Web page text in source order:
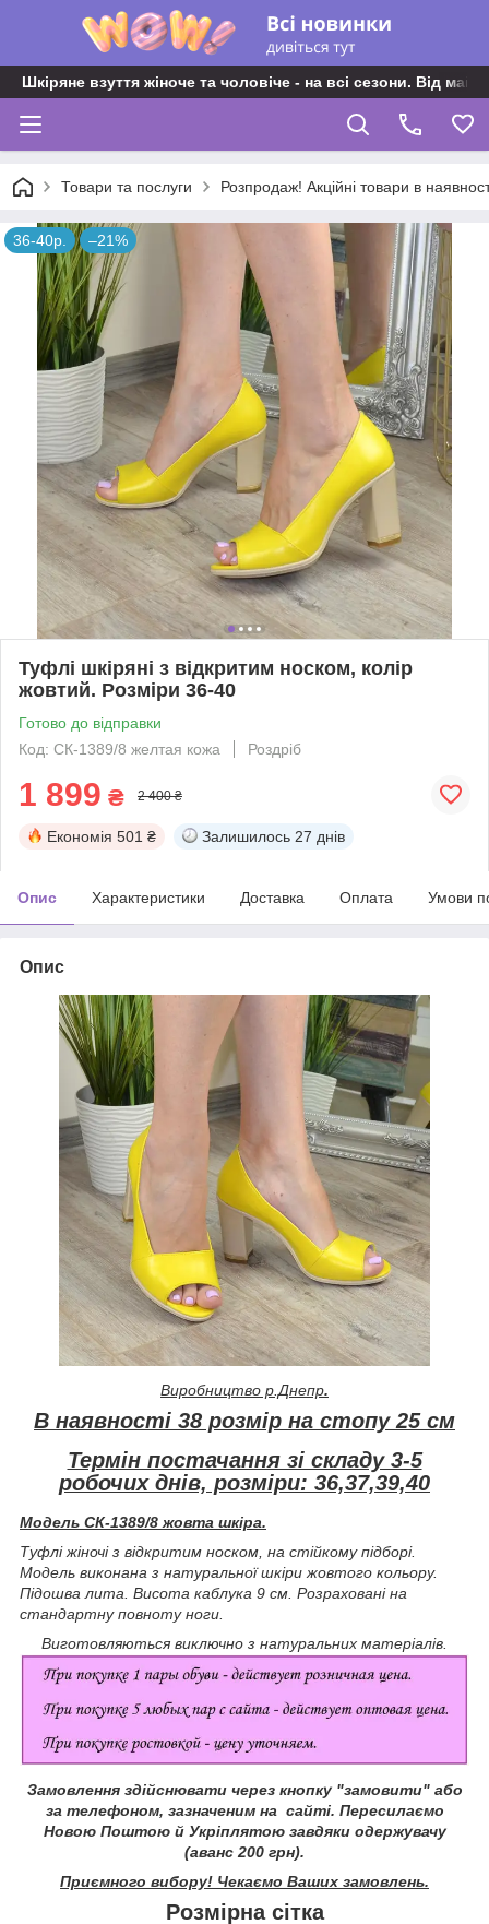
Шкіряне взуття жіноче та чоловіче - на всі сезони. Від
Товари та послуги Розпродаж! Акційні товари в
36-40р. –21%
Туфлі шкіряні з відкритим носком, колір
жовтий. Розміри 36-40
Готово до відправки
Код: СК-1389/8 желтая кожа
Роздріб
1 899 ₴ 2 400 ₴
Економія 501 ₴ Залишилось 27 днів
Опис Характеристики Доставка Оплата Умови
Опис
Виробництво р.Днепр.
В наявності 38 розмір на стопу 25 см
Термін постачання зі складу 3-5
робочих днів, розміри: 36,37,39,40
Модель СК-1389/8 жовта шкіра.
Туфлі жіночі з відкритим носком, на стійкому підборі.
Модель виконана з натуральної шкіри жовтого кольору.
Підошва лита. Висота каблука 9 см. Розраховані на
стандартну повноту ноги.
Виготовляються виключно з натуральних матеріалів.
Замовлення здійснювати через кнопку "замовити" або
за телефоном, зазначеним на сайті. Пересилаємо
Новою Поштою й Укріплятою завдяки одержувачу
(аванс 200 грн).
Приємного вибору! Чекаємо Ваших замовлень.
Розмірна сітка